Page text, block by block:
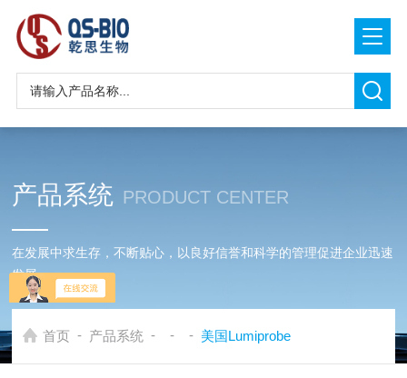
产品系统 PRODUCT CENTER
在发展中求生存，不断贴心，以良好信誉和科学的管理促进企业迅速
发展
首页 - 产品系统 - - - 美国Lumiprobe